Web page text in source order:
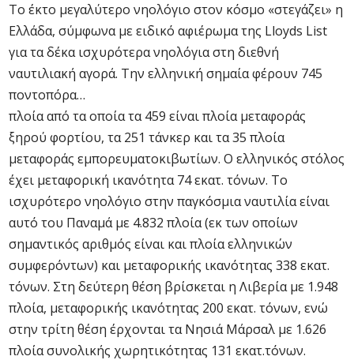
To έκτο μεγαλύτερο νηολόγιο στον κόσμο «στεγάζει» η
Ελλάδα, σύμφωνα με ειδικό αφιέρωμα της Lloyds List
για τα δέκα ισχυρότερα νηολόγια στη διεθνή
ναυτιλιακή αγορά. Την ελληνική σημαία φέρουν 745
ποντοπόρα…
πλοία από τα οποία τα 459 είναι πλοία μεταφοράς
ξηρού φορτίου, τα 251 τάνκερ και τα 35 πλοία
μεταφοράς εμπορευματοκιβωτίων. Ο ελληνικός στόλος
έχει μεταφορική ικανότητα 74 εκατ. τόνων. Το
ισχυρότερο νηολόγιο στην παγκόσμια ναυτιλία είναι
αυτό του Παναμά με 4.832 πλοία (εκ των οποίων
σημαντικός αριθμός είναι και πλοία ελληνικών
συμφερόντων) και μεταφορικής ικανότητας 338 εκατ.
τόνων. Στη δεύτερη θέση βρίσκεται η Λιβερία με 1.948
πλοία, μεταφορικής ικανότητας 200 εκατ. τόνων, ενώ
στην τρίτη θέση έρχονται τα Νησιά Μάρσαλ με 1.626
πλοία συνολικής χωρητικότητας 131 εκατ.τόνων.